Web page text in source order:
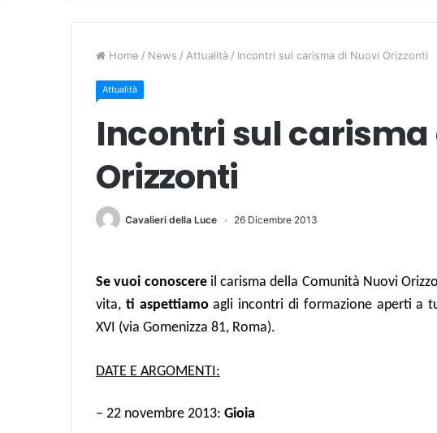
Home / News / Attualità / Incontri sul carisma di Nuovi Orizzonti
Attualità
Incontri sul carisma
Orizzonti
Cavalieri della Luce 26 Dicembre 2013
Se vuoi conoscereil carisma della Comunità Nuovi
vita, ti aspettiamoagli incontri di formazione aperti a
XVI (via Gomenizza 81, Roma).
DATE E ARGOMENTI:
– 22 novembre 2013: Gioia